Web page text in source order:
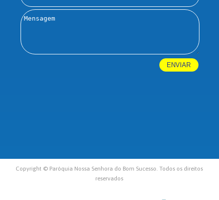
Copyright © Paróquia Nossa Senhora do Bom Sucesso. Todos os direitos
reservados